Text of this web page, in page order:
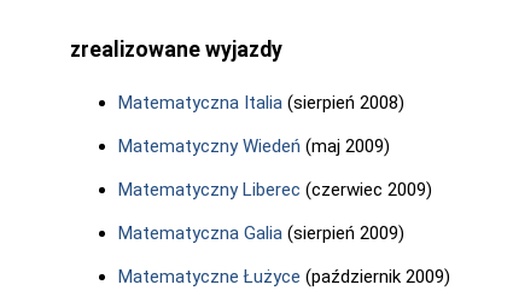
zrealizowane wyjazdy
Matematyczna Italia (sierpień 2008)
Matematyczny Wiedeń (maj 2009)
Matematyczny Liberec (czerwiec 2009)
Matematyczna Galia (sierpień 2009)
Matematyczne Łużyce (październik 2009)